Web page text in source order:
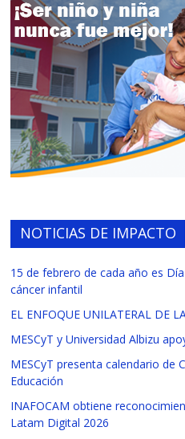
NOTICIAS DE IMPACTO
15 de febrero de cada año es
cáncer infantil
EL ENFOQUE UNILATERAL DE
MESCyT y Universidad Albizu
MESCyT presenta calendario de
Educación
INAFOCAM obtiene
Latam Digital 2026